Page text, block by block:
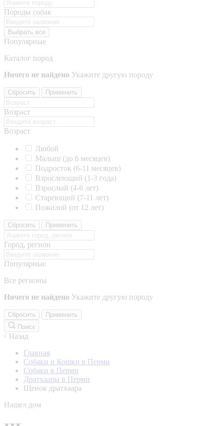
Породы собак
Выбрать все
Популярные
Каталог пород
Ничего не найдено Укажите другую породу
Сбросить Применить
Возраст
Возраст
Любой
Малыш (до 6 месяцев)
Подросток (6-11 месяцев)
Взрослеющий (1-3 года)
Взрослый (4-6 лет)
Стареющий (7-11 лет)
Пожилой (от 12 лет)
Сбросить Применить
Город, регион
Популярные
Все регионы
Ничего не найдено Укажите другую породу
Сбросить
Применить
Поиск
Назад
Главная
Собаки и Кошки в Перми
Собаки в Перми
Дратхаары в Перми
Щенок дратхаара
Нашел дом